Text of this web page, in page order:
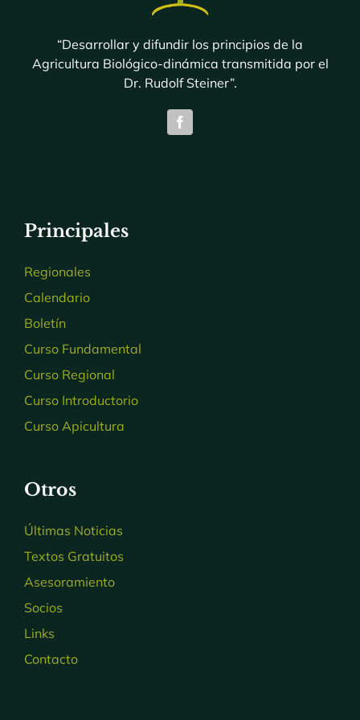
“Desarrollar y difundir los principios de la
Agricultura Biológico-dinámica transmitida por el
Dr. Rudolf Steiner”.
Principales
Regionales
Calendario
Boletín
Curso Fundamental
Curso Regional
Curso Introductorio
Curso Apicultura
Otros
Últimas Noticias
Textos Gratuitos
Asesoramiento
Socios
Links
Contacto